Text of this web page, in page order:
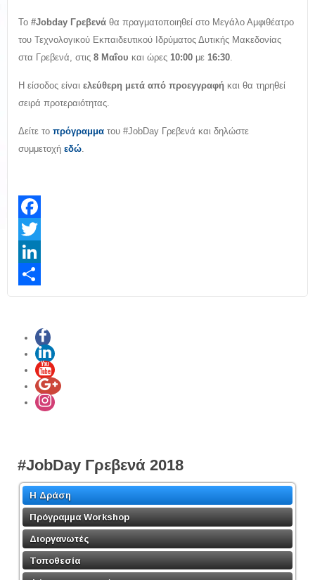
Το #Jobday Γρεβενά θα πραγματοποιηθεί στο Μεγάλο Αμφιθέατρο
του Τεχνολογικού Εκπαιδευτικού Ιδρύματος Δυτικής Μακεδονίας
στα Γρεβενά, στις 8 Μαΐου και ώρες 10:00 με 16:30.
Η είσοδος είναι ελεύθερη μετά από προεγγραφή και θα τηρηθεί
σειρά προτεραιότητας.
Δείτε το πρόγραμμα του #JobDay Γρεβενά και δηλώστε
συμμετοχή εδώ.
Facebook
Twitter
LinkedIn
Share
#JobDay Γρεβενά 2018
Η Δράση
Πρόγραμμα Workshop
Διοργανωτές
Τοποθεσία